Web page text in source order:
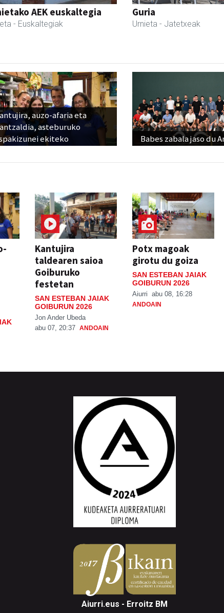
AEK euskaltegia
- Euskaltegiak
Guria
Urnieta - Jatetxeak
auzo-afaria eta
asteburuko
ekiteko
Babes zabala jaso du
Kantujira
taldearen saioa
Goiburuko
festetan
SAN ESTEBAN JAIAK
GOIBURUN 2026
Jon Ander Ubeda
abu 07, 20:37 ANDOAIN
Potx magoak
girotu du goiza
SAN ESTEBAN JAIAK
GOIBURUN 2026
Aiurri abu 08, 16:28
ANDOAIN
Aiurri.eus - Erroitz BM